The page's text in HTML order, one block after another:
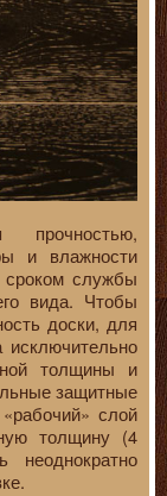
прочностью,
и влажности
службы
вида. Чтобы
доски, для
исключительно
толщины и
защитные
слой
толщину (4
неоднократно